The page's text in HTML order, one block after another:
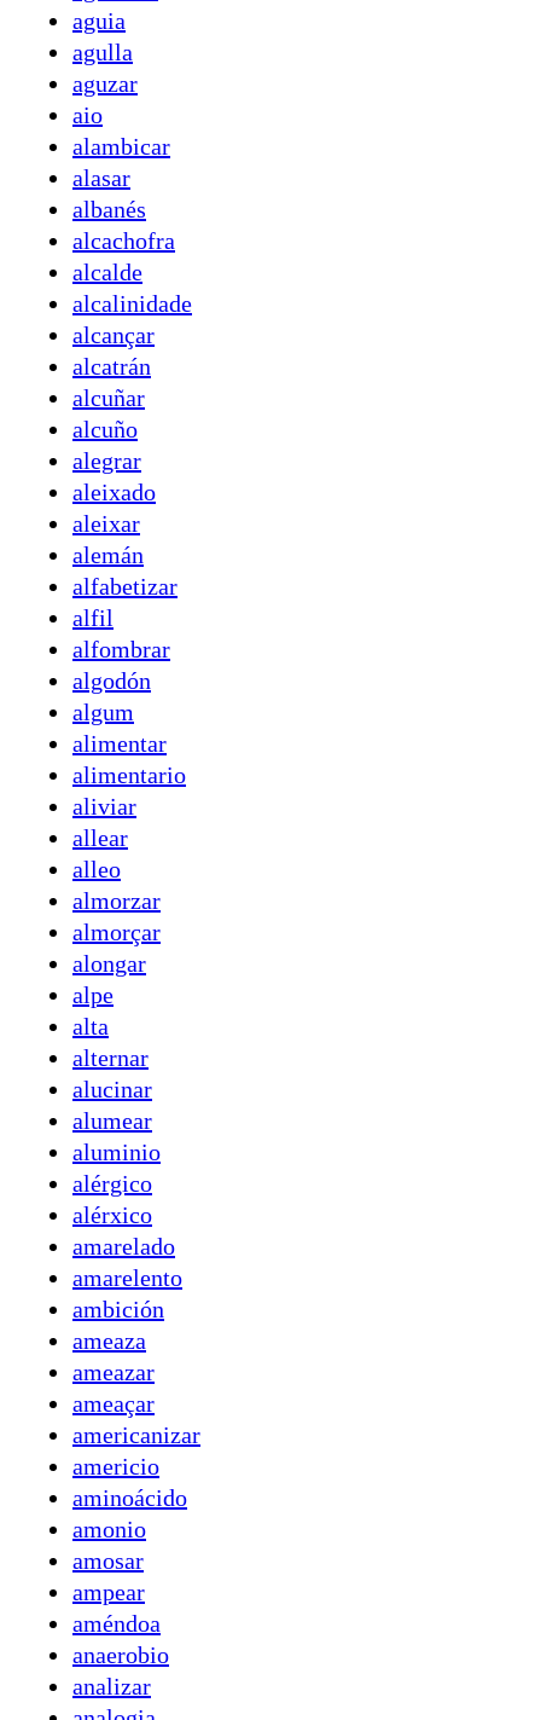
aguia
agulla
aguzar
aio
alambicar
alasar
albanés
alcachofra
alcalde
alcalinidade
alcançar
alcatrán
alcuñar
alcuño
alegrar
aleixado
aleixar
alemán
alfabetizar
alfil
alfombrar
algodón
algum
alimentar
alimentario
aliviar
allear
alleo
almorzar
almorçar
alongar
alpe
alta
alternar
alucinar
alumear
aluminio
alérgico
alérxico
amarelado
amarelento
ambición
ameaza
ameazar
ameaçar
americanizar
americio
aminoácido
amonio
amosar
ampear
améndoa
anaerobio
analizar